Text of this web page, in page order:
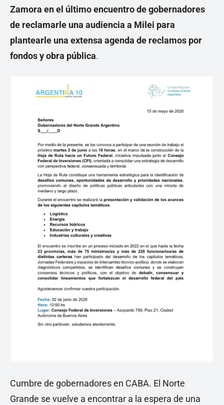
Zamora en el último encuentro de gobernadores
de reclamarle una audiencia a Milei para
plantearle una extensa agenda de reclamos por
fondos y obra pública.
Cumbre de gobernadores en CABA. El Norte
Grande se vuelve a encontrar a la espera de una